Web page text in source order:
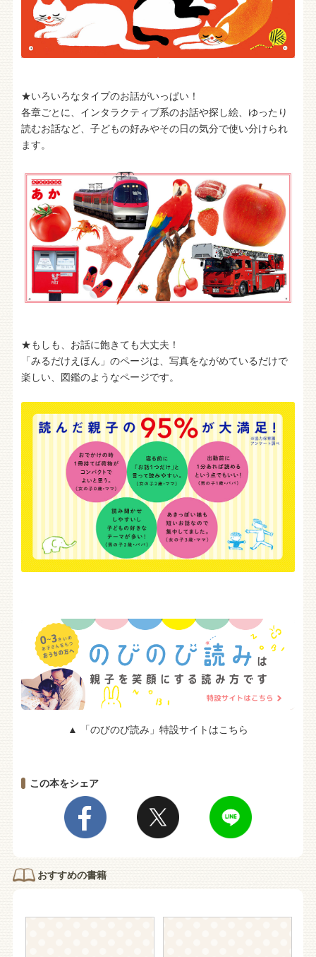
★いろいろなタイプのお話がいっぱい！
各章ごとに、インタラクティブ系のお話や探し絵、ゆったり
読むお話など、子どもの好みやその日の気分で使い分けられ
ます。
★もしも、お話に飽きても大丈夫！
「みるだけえほん」のページは、写真をながめているだけで
楽しい、図鑑のようなページです。
▲ 「のびのび読み」特設サイトはこちら
この本をシェア
おすすめの書籍